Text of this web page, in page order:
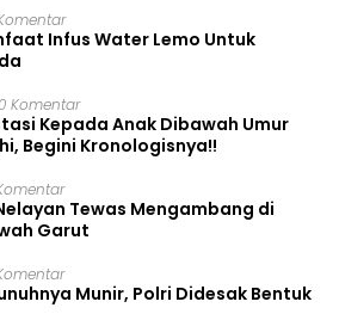
Infus Water Lemo Untuk
Komentar
Kepada Anak Dibawah Umur
Begini Kronologisnya!!
Tewas Mengambang di
Garut
Munir, Polri Didesak Bentuk